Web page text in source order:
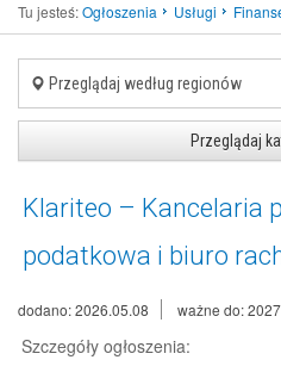
Tu jesteś:Ogłoszenia Usługi
Przeglądaj według regionów
Przeglądaj
Klariteo – Kancelaria
podatkowa i biuro
dodano: 2026.05.08 ważne do:
Szczegóły ogłoszenia: